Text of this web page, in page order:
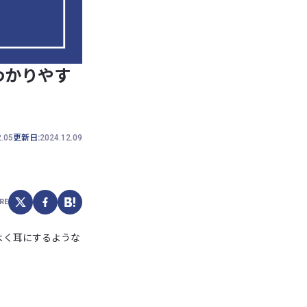
りやす
更新日:2024.12.09
耳にするような